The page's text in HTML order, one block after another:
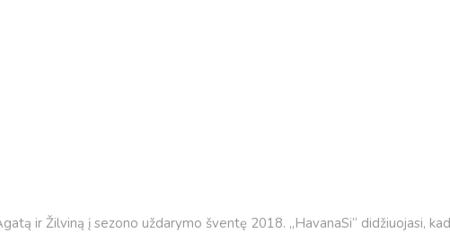
ir Žilviną į sezono uždarymo šventę 2018. „HavanaSi“ didžiuojasi,